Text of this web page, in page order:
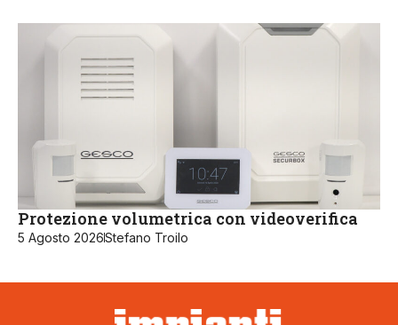
Protezione volumetrica con videoverifica
5 Agosto 2026Stefano Troilo